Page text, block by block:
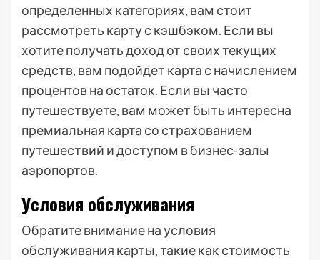
определенных категориях, вам стоит
рассмотреть карту с кэшбэком. Если вы
хотите получать доход от своих текущих
средств, вам подойдет карта с начислением
процентов на остаток. Если вы часто
путешествуете, вам может быть интересна
премиальная карта со страхованием
путешествий и доступом в бизнес-залы
аэропортов.
Условия обслуживания
Обратите внимание на условия
обслуживания карты, такие как стоимость